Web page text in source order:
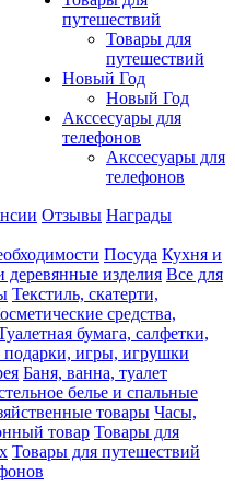
путешествий
Товары для
путешествий
Новый Год
Новый Год
Акссесуары для
телефонов
Акссесуары для
телефонов
Отзывы Награды
Посуда Кухня и
деревянные изделия Все для
Текстиль, скатерти,
средства,
бумага, салфетки,
игры, игрушки
Баня, ванна, туалет
белье и спальные
товары Часы,
товар Товары для
Товары для путешествий